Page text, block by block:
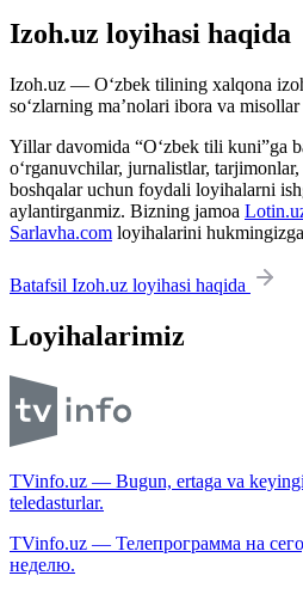
Izoh.uz loyihasi haqida
Izoh.uz — O‘zbek tilining xalqona
so‘zlarning ma’nolari ibora va
Yillar davomida “O‘zbek tili kuni”ga
o‘rganuvchilar, jurnalistlar,
boshqalar uchun foydali loyihalarni
aylantirganmiz. Bizning jamoa
Sarlavha.com loyihalarini
Batafsil Izoh.uz loyihasi haqida
Loyihalarimiz
TVinfo.uz — Bugun, ertaga va
teledasturlar.
TVinfo.uz — Телепрограмма на
неделю.